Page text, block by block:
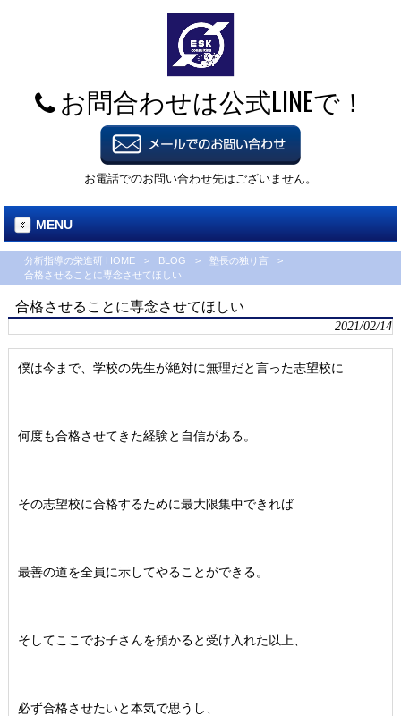
お問合わせは公式LINEで！
お電話でのお問い合わせ先はございません。
MENU
分析指導の栄進研 HOME > BLOG > 塾長の独り言
>
合格させることに専念させてほしい
合格させることに専念させてほしい
2021/02/14
僕は今まで、学校の先生が絶対に無理だと言った志望校に
何度も合格させてきた経験と自信がある。
その志望校に合格するために最大限集中できれば
最善の道を全員に示してやることができる。
そしてここでお子さんを預かると受け入れた以上、
必ず合格させたいと本気で思うし、